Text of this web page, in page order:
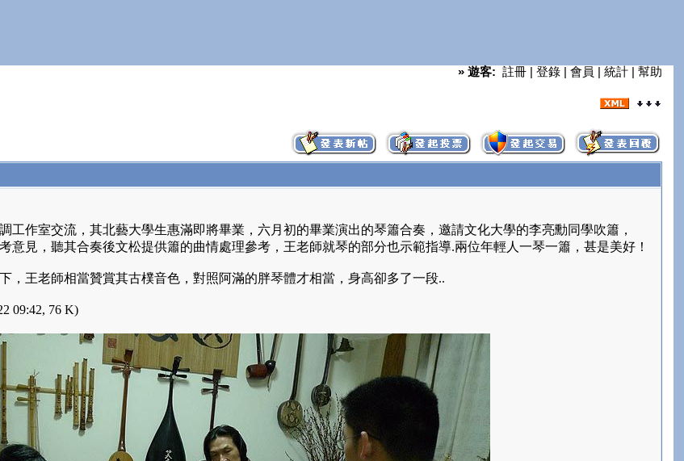
» 遊客: 註冊 | 登錄 | 會員 | 統計 | 幫助
工作室交流，其北藝大學生惠滿即將畢業，六月初的畢業演出的琴簫合奏，邀請文化大學的李亮勳同學吹簫，
意見，聽其合奏後文松提供簫的曲情處理參考，王老師就琴的部分也示範指導.兩位年輕人一琴一簫，甚是美好！
，王老師相當贊賞其古樸音色，對照阿滿的胖琴體才相當，身高卻多了一段..
09:42, 76 K)